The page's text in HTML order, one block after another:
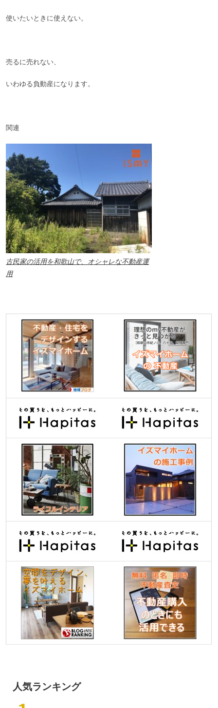
使いたいときに使えない。
売るに売れない、
いわゆる負動産になります。
関連
古民家の活用を和歌山で、オシャレな不動産運
用
人気ランキング